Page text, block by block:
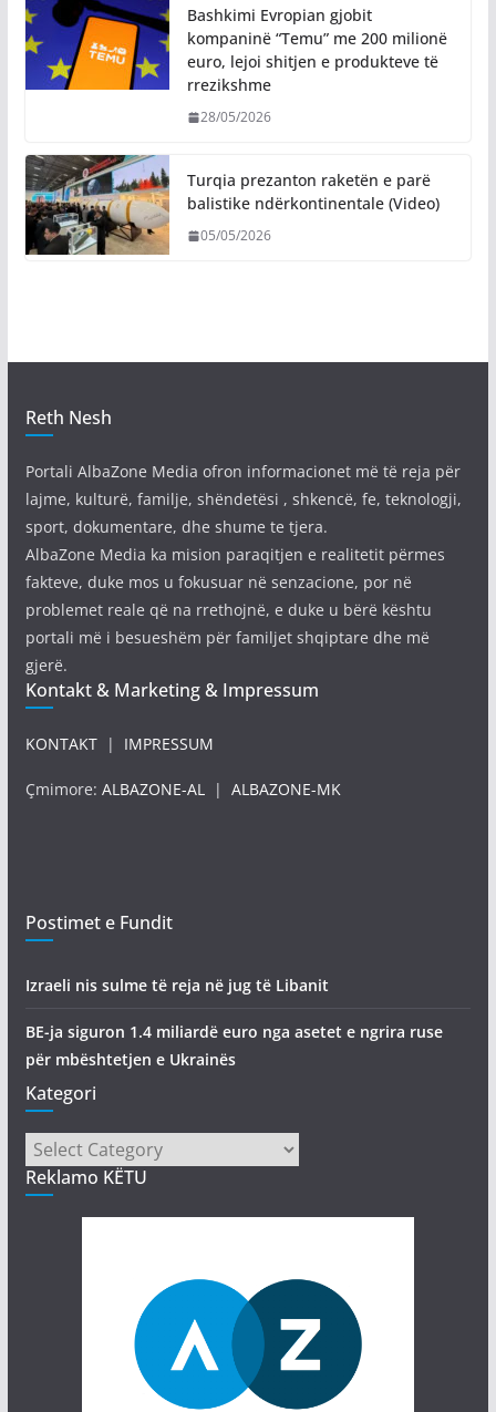
Bashkimi Evropian gjobit
kompaninë “Temu” me 200 milionë
euro, lejoi shitjen e produkteve të
rrezikshme
28/05/2026
Turqia prezanton raketën e parë
balistike ndërkontinentale (Video)
05/05/2026
Reth Nesh
Portali AlbaZone Media ofron informacionet më të reja për
lajme, kulturë, familje, shëndetësi , shkencë, fe, teknologji,
sport, dokumentare, dhe shume te tjera.
AlbaZone Media ka mision paraqitjen e realitetit përmes
fakteve, duke mos u fokusuar në senzacione, por në
problemet reale që na rrethojnë, e duke u bërë kështu
portali më i besueshëm për familjet shqiptare dhe më
gjerë.
Kontakt & Marketing & Impressum
KONTAKT| IMPRESSUM
Çmimore: ALBAZONE-AL| ALBAZONE-MK
Postimet e Fundit
Izraeli nis sulme të reja në jug të Libanit
BE-ja siguron 1.4 miliardë euro nga asetet e ngrira ruse
për mbështetjen e Ukrainës
Kategori
Kategori
Reklamo KËTU